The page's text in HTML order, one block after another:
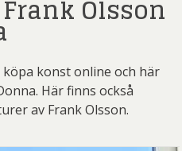
Olsson
köpa konst online och här
Här finns också
av Frank Olsson.